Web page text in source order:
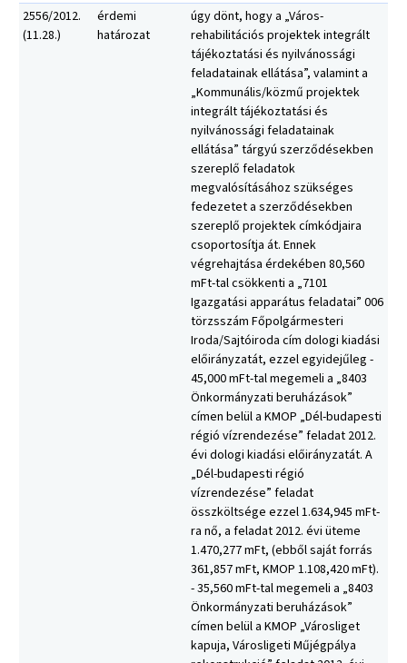
2556/2012.
(11.28.)
érdemi
határozat
úgy dönt, hogy a „Város-
rehabilitációs projektek integrált
tájékoztatási és nyilvánossági
feladatainak ellátása”, valamint a
„Kommunális/közmű projektek
integrált tájékoztatási és
nyilvánossági feladatainak
ellátása” tárgyú szerződésekben
szereplő feladatok
megvalósításához szükséges
fedezetet a szerződésekben
szereplő projektek címkódjaira
csoportosítja át. Ennek
végrehajtása érdekében 80,560
mFt-tal csökkenti a „7101
Igazgatási apparátus feladatai” 006
törzsszám Főpolgármesteri
Iroda/Sajtóiroda cím dologi kiadási
előirányzatát, ezzel egyidejűleg -
45,000 mFt-tal megemeli a „8403
Önkormányzati beruházások”
címen belül a KMOP „Dél-budapesti
régió vízrendezése” feladat 2012.
évi dologi kiadási előirányzatát. A
„Dél-budapesti régió
vízrendezése” feladat
összköltsége ezzel 1.634,945 mFt-
ra nő, a feladat 2012. évi üteme
1.470,277 mFt, (ebből saját forrás
361,857 mFt, KMOP 1.108,420 mFt).
- 35,560 mFt-tal megemeli a „8403
Önkormányzati beruházások”
címen belül a KMOP „Városliget
kapuja, Városligeti Műjégpálya